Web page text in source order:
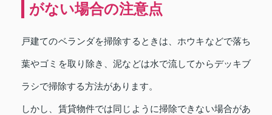
がない場合の注意点
戸建てのベランダを掃除するときは、ホウキなどで落ち
葉やゴミを取り除き、泥などは水で流してからデッキブ
ラシで掃除する方法があります。
しかし、賃貸物件では同じように掃除できない場合があ